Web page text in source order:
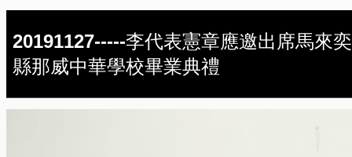
20191127-----李代表憲章應邀出席馬來奕
縣那威中華學校畢業典禮